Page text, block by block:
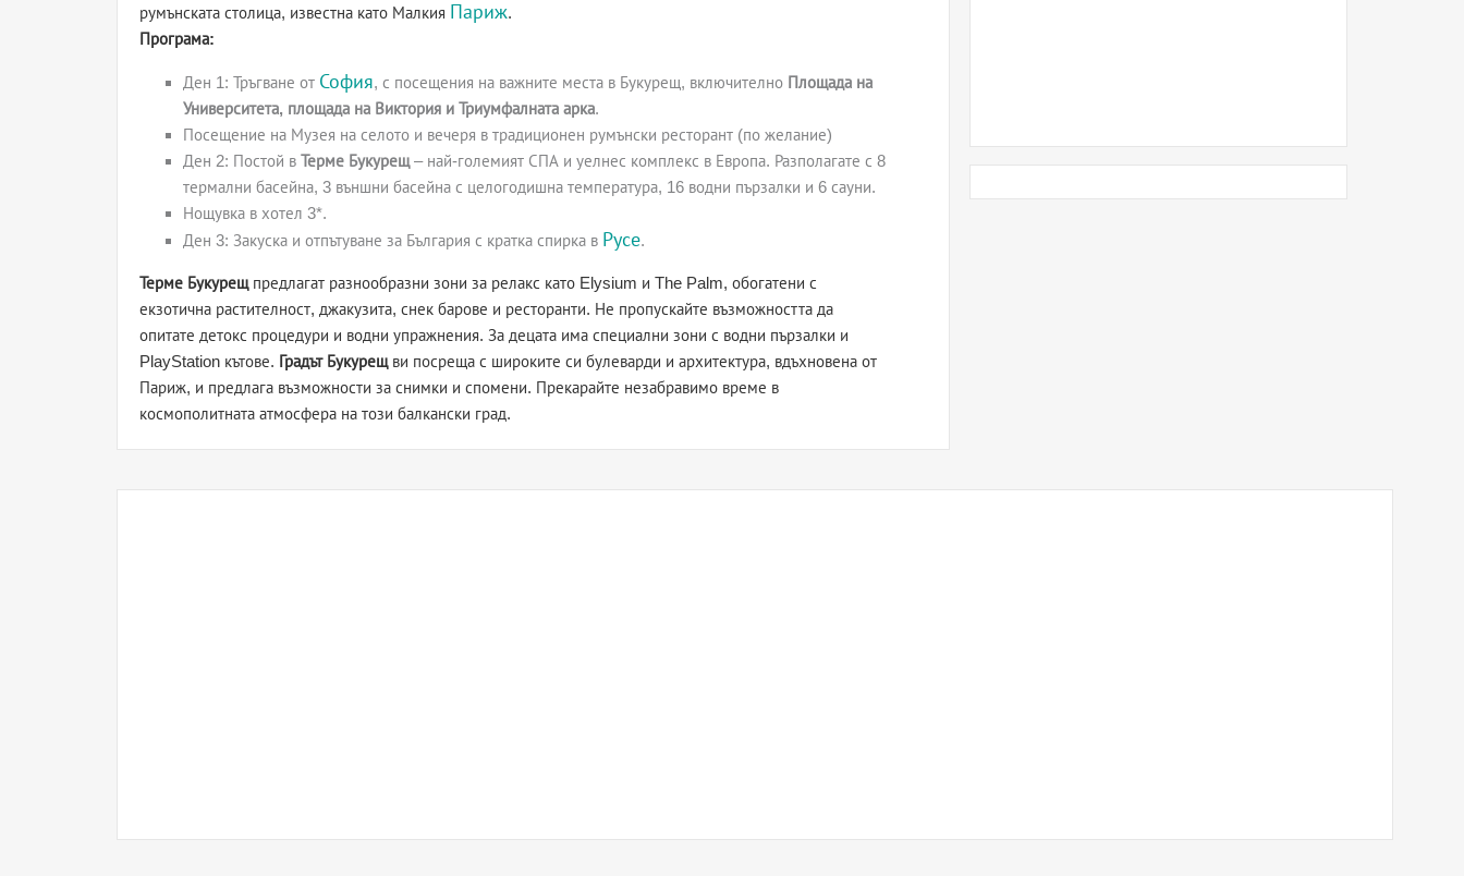
румънската столица, известна като Малкия Париж.
Програма:
Ден 1: Тръгване от София, с посещения на важните места в Букурещ, включително Площада на
Университета, площада на Виктория и Триумфалната арка.
Посещение на Музея на селото и вечеря в традиционен румънски ресторант (по желание)
Ден 2: Постой в Терме Букурещ– най-големият СПА и уелнес комплекс в Европа. Разполагате с 8
термални басейна, 3 външни басейна с целогодишна температура, 16 водни пързалки и 6 сауни.
Нощувка в хотел 3*.
Ден 3: Закуска и отпътуване за България с кратка спирка в Русе.
Терме Букурещпредлагат разнообразни зони за релакс като Elysium и The Palm, обогатени с
екзотична растителност, джакузита, снек барове и ресторанти. Не пропускайте възможността да
опитате детокс процедури и водни упражнения. За децата има специални зони с водни пързалки и
PlayStation кътове. Градът Букурещви посреща с широките си булеварди и архитектура, вдъхновена от
Париж, и предлага възможности за снимки и спомени. Прекарайте незабравимо време в
космополитната атмосфера на този балкански град.